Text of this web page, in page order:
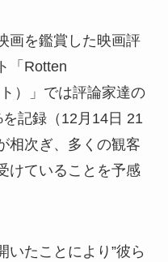
画を鑑賞した映画評
「Rotten
）」では評論家達の
記録（12月14日 21
相次ぎ、多くの観客
けていることを予感
いたことにより”彼ら